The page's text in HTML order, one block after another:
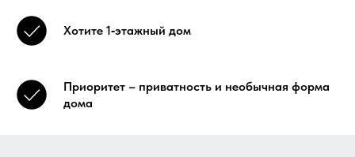
Хотите 1‑этажный дом
Приоритет – приватность и необычная форма
дома